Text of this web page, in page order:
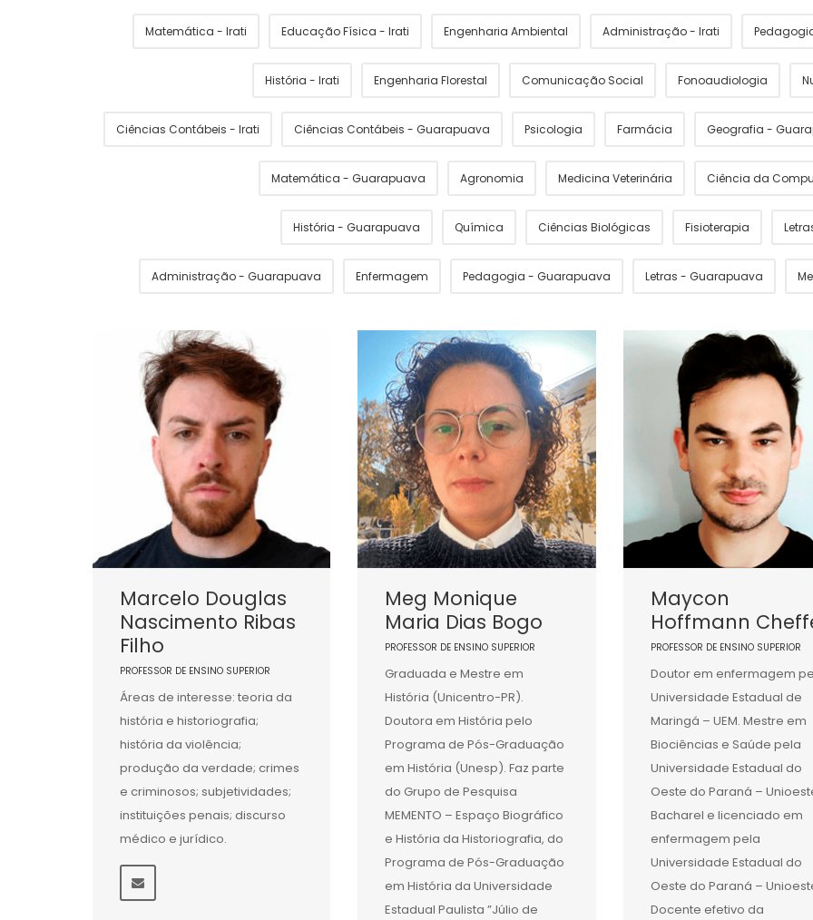
Matemática - Irati Educação Física - Irati Engenharia Ambiental Administração - Irati
História - Irati Engenharia Florestal Comunicação Social Fonoaudiologia
Ciências Contábeis - Irati Ciências Contábeis - Guarapuava Psicologia Farmácia Geografia -
Matemática - Guarapuava Agronomia Medicina Veterinária Ciência da
História - Guarapuava Química Ciências Biológicas Fisioterapia
Administração - Guarapuava Enfermagem Pedagogia - Guarapuava Letras - Guarapuava
Marcelo Douglas
Nascimento Ribas
Filho
PROFESSOR DE ENSINO SUPERIOR
Áreas de interesse: teoria da
história e historiografia;
história da violência;
produção da verdade; crimes
e criminosos; subjetividades;
instituições penais; discurso
médico e jurídico.
Meg Monique
Maria Dias Bogo
PROFESSOR DE ENSINO SUPERIOR
Graduada e Mestre em
História (Unicentro-PR).
Doutora em História pelo
Programa de Pós-Graduação
em História (Unesp). Faz parte
do Grupo de Pesquisa
MEMENTO – Espaço Biográfico
e História da Historiografia, do
Programa de Pós-Graduação
em História da Universidade
Estadual Paulista ”Júlio de
Maycon
Hoffmann
PROFESSOR DE ENSINO SUPERIOR
Doutor em enfermagem
Universidade Estadual de
Maringá – UEM. Mestre em
Biociências e Saúde pela
Universidade Estadual do
Oeste do Paraná –
Bacharel e licenciado em
enfermagem pela
Universidade Estadual do
Oeste do Paraná –
Docente efetivo da